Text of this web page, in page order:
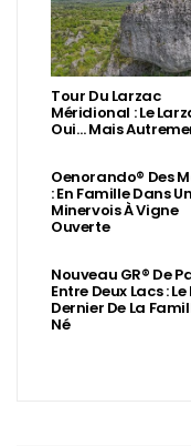
Tour Du Larzac
Méridional : Le
Oui… Mais
Oenorando® Des
: En Famille Dans Un
Minervois À Vigne
Ouverte
Nouveau GR® De
Entre Deux Lacs :
Dernier De La
Né